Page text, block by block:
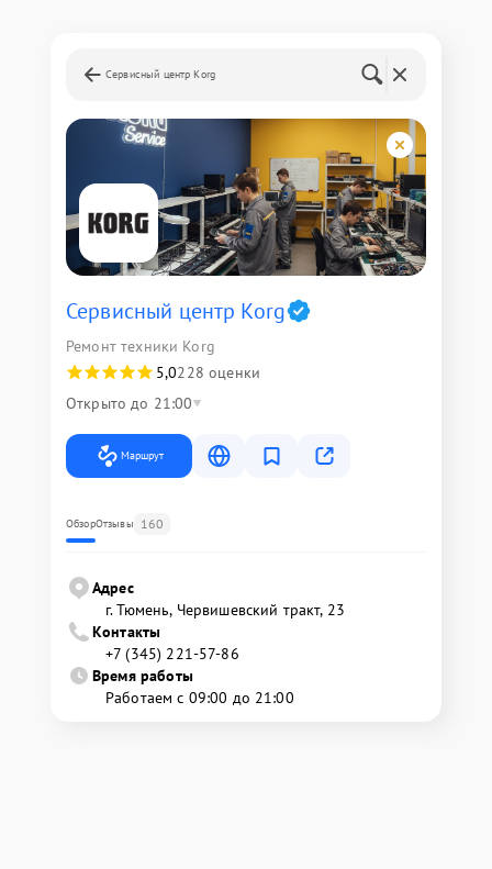
Сервисный центр Korg
Сервисный центр Korg
Ремонт техники Korg
5,0228 оценки
Открыто до 21:00
Маршрут
ОбзорОтзывы 160
Адрес
г. Тюмень, ​Червишевский тракт, 23
Контакты
+7 (345) 221-57-86
Время работы
Работаем с 09:00 до 21:00